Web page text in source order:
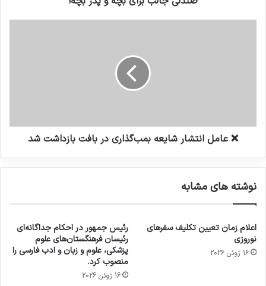
❌ عامل انتشار شایعه بمب‌گذاری در بافت بازداشت شد
نوشته های مشابه
اعلام زمان تعیین تکلیف سفرهای
نوروزی
16 ژوئن 2026
رئیس جمهور در احکام جداگانه‌ای
رئیسان فرهنگستان‌های علوم
پزشکی، علوم و زبان و ادب فارسی را
منصوب کرد.
16 ژوئن 2026